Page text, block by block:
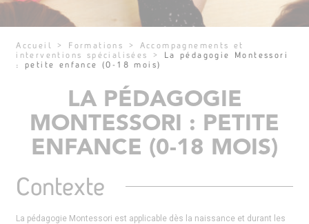
Accueil > Formations > Accompagnements et
interventions spécialisées
> La pédagogie Montessori
: petite enfance (0-18 mois)
LA PÉDAGOGIE
MONTESSORI : PETITE
ENFANCE (0-18 MOIS)
Contexte
La pédagogie Montessori est applicable dès la naissance et durant les